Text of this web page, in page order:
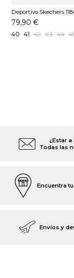
Deportivo Skechers
Verde
79,90 €
40 41 42 43 44
¿Estar
Todas las
Encuentra
Envíos y